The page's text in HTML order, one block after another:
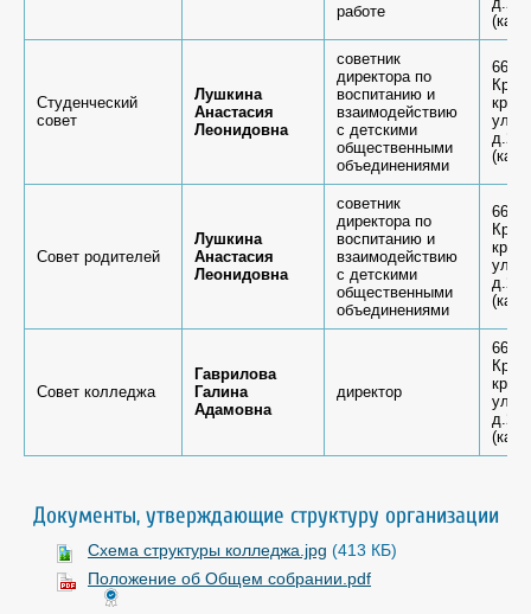
работе
Студенческий
совет
Лушкина
Анастасия
Леонидовна
советник
директора по
воспитанию и
взаимодействию
с детскими
общественными
объединениями
д.26
Совет родителей
Лушкина
Анастасия
Леонидовна
советник
директора по
воспитанию и
взаимодействию
с детскими
общественными
объединениями
д.26
Совет колледжа
Гаврилова
Галина
Адамовна
директор
д.26
Документы, утверждающие структуру организации
Схема структуры колледжа.jpg (413 КБ)
Положение об Общем собрании.pdf